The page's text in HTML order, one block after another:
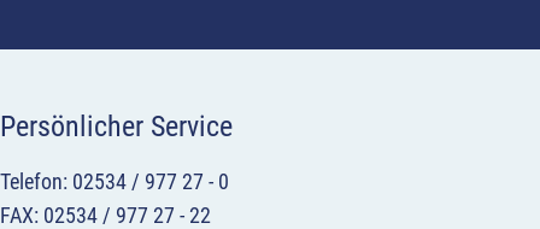
Persönlicher Service
Telefon: 02534 / 977 27 - 0
FAX: 02534 / 977 27 - 22